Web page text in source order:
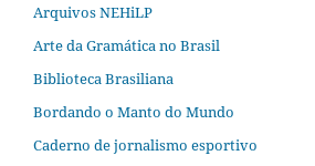
Arquivos NEHiLP
Arte da Gramática no Brasil
Biblioteca Brasiliana
Bordando o Manto do Mundo
Caderno de jornalismo esportivo